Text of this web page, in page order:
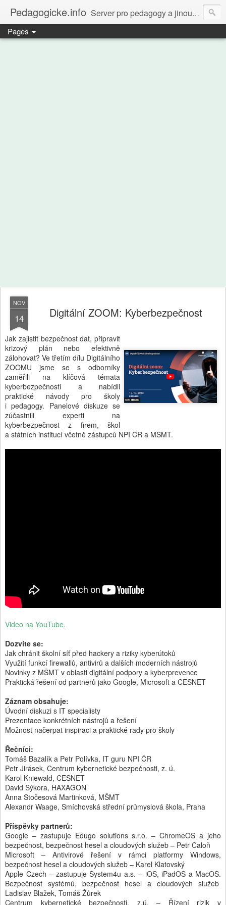
Pedagogicke.info Server pro pedagogy a jinou zvířenu
Pages
NOV
14 Digitální ZOOM: Kyberbezpečnost
Jak zajistit bezpečnost dat, připravit
krizový plán nebo efektivně
zálohovat? Ve třetím dílu Digitálního
ZOOMU jsme se s odborníky
zaměřili na klíčová témata
kyberbezpečnosti a nabídli
praktické návody pro školy
i pedagogy. Panelové diskuze se
zúčastnili experti na
kyberbezpečnost z firem, škol
a státních institucí včetně zástupců NPI ČR a MŠMT.
Video na YouTube.
Dozvíte se:
Jak chránit školní síť před hackery a riziky kyberútoků
Využití funkcí firewallů, antivirů a dalších moderních nástrojů
Novinky z MŠMT v oblasti digitální podpory a kyberprevence
Praktická řešení od partnerů jako Google, Microsoft a CESNET
Záznam obsahuje:
Úvodní diskuzi s IT specialisty
Prezentace konkrétních nástrojů a řešení
Možnost načerpat inspiraci a praktické rady pro školy
Řečníci:
Tomáš Bazalík a Petr Polívka, IT guru NPI ČR
Petr Jirásek, Centrum kybernetické bezpečnosti, z. ú.
Karol Kniewald, CESNET
David Sýkora, HAXAGON
Anna Stočesová Martinková, MŠMT
Alexandr Waage, Smíchovská střední průmyslová škola, Praha
Příspěvky partnerů:
Google – zastupuje Edugo solutions s.r.o. – ChromeOS a jeho
bezpečnost, bezpečnost hesel a cloudových služeb – Petr Caloň
Microsoft – Antivirové řešení v rámci platformy Windows,
bezpečnost hesel a cloudových služeb – Karel Klatovský
Apple Czech – zastupuje System4u a.s. – iOS, iPadOS a MacOS.
Bezpečnost systémů, bezpečnost hesel a cloudových služeb
Ladislav Blažek, Tomáš Žůrek
Centrum kybernetické bezpečnosti, z.ú. – Řízení rizik v